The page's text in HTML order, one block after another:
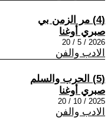
(4) مر الزمن بي
صبري أوغنا
2026 / 5 / 20
الادب والفن
(5) الحرب والسلم
صبري أوغنا
2025 / 10 / 20
الادب والفن